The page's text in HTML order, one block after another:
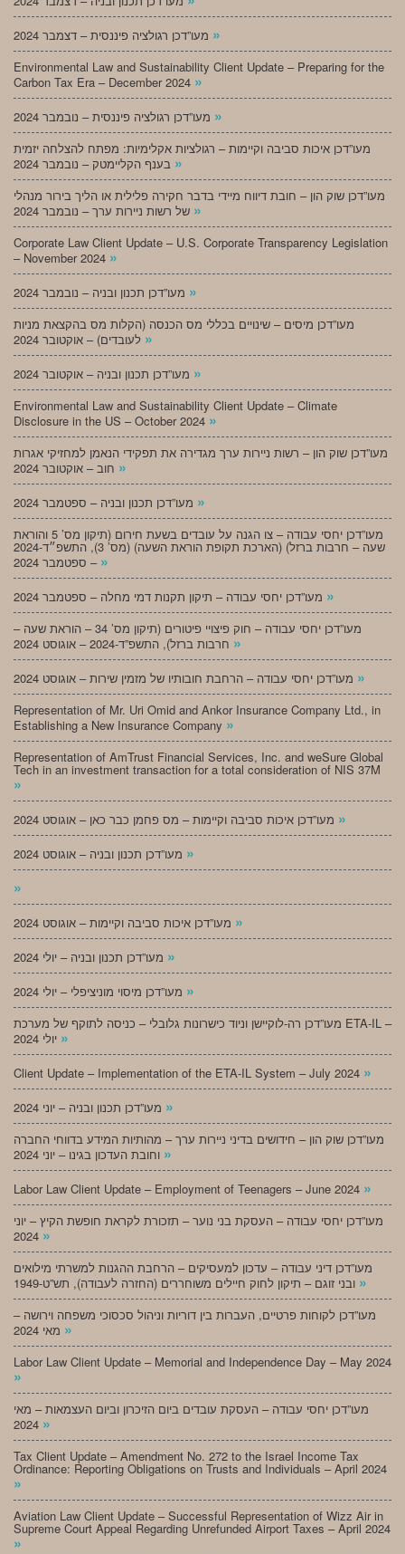
»
Environmental Law and Sustainability Client Update – Preparing for the
Carbon Tax Era – December 2024 »
»
מעו”דכן איכות סביבה וקיימות – רגולציות אקלימיות: מפתח להצלחה יזמית
»
מעו”דכן שוק הון – חובת דיווח מיידי בדבר חקירה פלילית או הליך בירור מנהלי
»
Corporate Law Client Update – U.S. Corporate Transparency Legislation
– November 2024 »
»
מעו”דכן מיסים – שינויים בכללי מס הכנסה (הקלות מס בהקצאת מניות
»
»
Environmental Law and Sustainability Client Update – Climate
Disclosure in the US – October 2024 »
מעו”דכן שוק הון – רשות ניירות ערך מגדירה את תפקידי הנאמן למחזיקי אגרות
»
»
מעו”דכן יחסי עבודה – צו הגנה על עובדים בשעת חירום (תיקון מס’ 5 והוראת
שעה – חרבות ברזל) (הארכת תקופת הוראת השעה) (מס’ 3), התשפ״ד-2024
– ספטמבר 2024 »
»
מעו”דכן יחסי עבודה – חוק פיצויי פיטורים (תיקון מס’ 34 – הוראת שעה –
»
»
Representation of Mr. Uri Omid and Ankor Insurance Company Ltd., in
Establishing a New Insurance Company »
Representation of AmTrust Financial Services, Inc. and weSure Global
Tech in an investment transaction for a total consideration of NIS 37M
»
»
»
»
»
»
»
מעו”דכן רה-לוקיישן וניוד כישרונות גלובלי – כניסה לתוקף של מערכת ETA-IL –
»
Client Update – Implementation of the ETA-IL System – July 2024 »
»
מעו”דכן שוק הון – חידושים בדיני ניירות ערך – מהותיות המידע בדווחי החברה
»
Labor Law Client Update – Employment of Teenagers – June 2024 »
מעו”דכן יחסי עבודה – העסקת בני נוער – תזכורת לקראת חופשת הקיץ – יוני
»
מעו”דכן דיני עבודה – עדכון למעסיקים – הרחבת ההגנות למשרתי מילואים
»
מעו”דכן לקוחות פרטיים, העברות בין דוריות וניהול סכסוכי משפחה וירושה –
»
Labor Law Client Update – Memorial and Independence Day – May 2024
»
מעו”דכן יחסי עבודה – העסקת עובדים ביום הזיכרון וביום העצמאות – מאי
»
Tax Client Update – Amendment No. 272 to the Israel Income Tax
Ordinance: Reporting Obligations on Trusts and Individuals – April 2024
»
Aviation Law Client Update – Successful Representation of Wizz Air in
Supreme Court Appeal Regarding Unrefunded Airport Taxes – April 2024
»